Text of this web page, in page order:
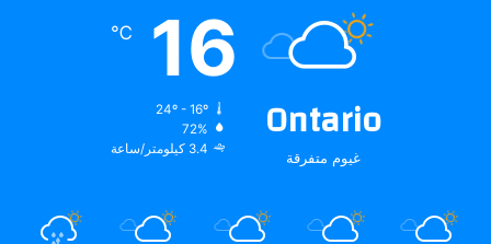
Ontario
غيوم متفرقة
16
℃
24º - 16º
72%
3.4 كيلومتر/ساعة